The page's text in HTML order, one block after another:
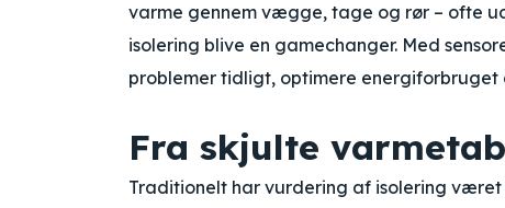
varme gennem vægge, tage og rør – ofte
isolering blive en gamechanger. Med
problemer tidligt, optimere
Fra skjulte
Traditionelt har vurdering af isolering